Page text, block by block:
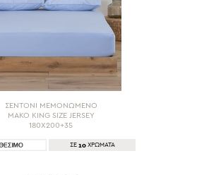
ΣΕΝΤΟΝΙ ΜΕΜΟΝΩΜΕΝΟ
ΜΑΚΟ KING SIZE JERSEY
180X200+35
ΣΕ 10 ΧΡΩΜΑΤΑ